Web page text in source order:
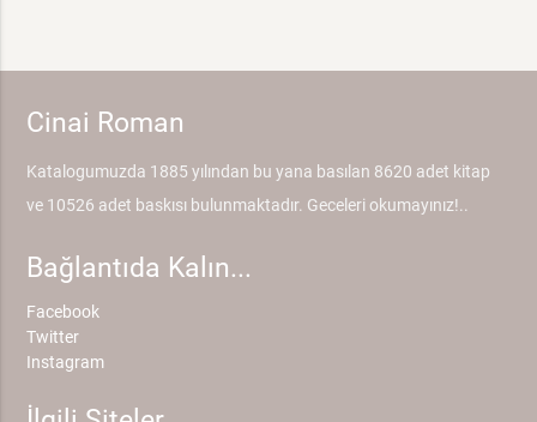
Cinai Roman
Katalogumuzda 1885 yılından bu yana basılan 8620 adet kitap
ve 10526 adet baskısı bulunmaktadır. Geceleri okumayınız!..
Bağlantıda Kalın...
Facebook
Twitter
Instagram